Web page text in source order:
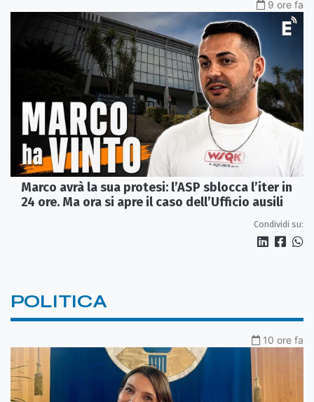
9 ore fa
Marco avrà la sua protesi: l’ASP sblocca l’iter in
24 ore. Ma ora si apre il caso dell’Ufficio ausili
Condividi su:
POLITICA
10 ore fa